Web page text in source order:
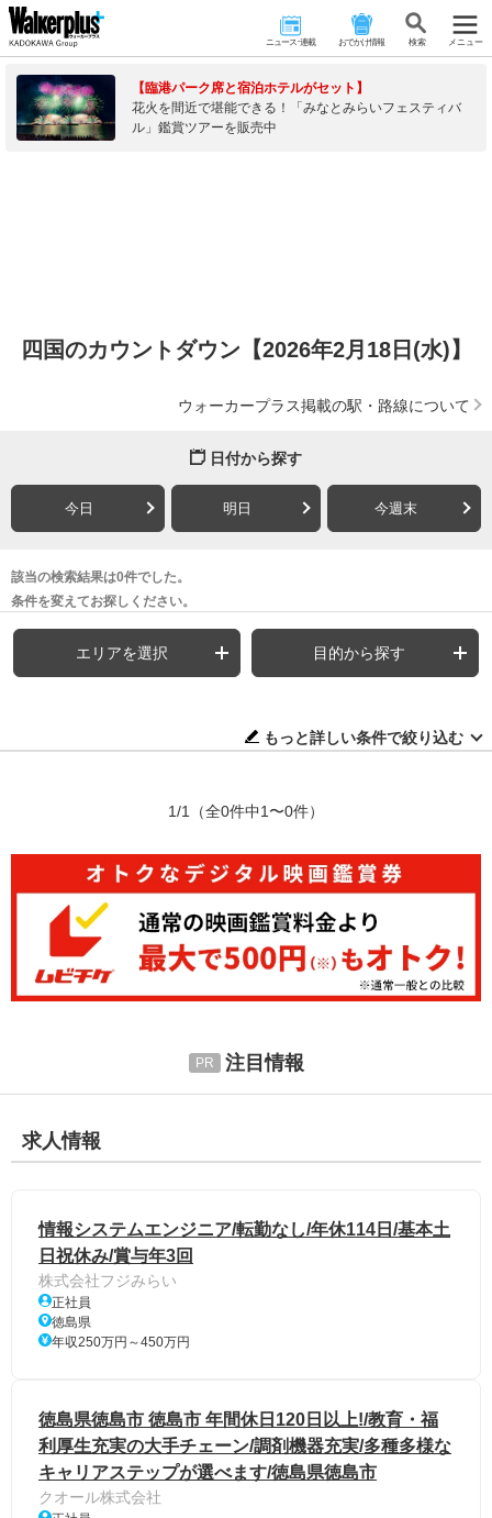
ニュース･連載 おでかけ情報 検 索 メニュー
【臨港パーク席と宿泊ホテルがセット】
花火を間近で堪能できる！「みなとみらいフェスティバ
ル」鑑賞ツアーを販売中
四国のカウントダウン【2026年2月18日(水)】
ウォーカープラス掲載の駅・路線について
日付から探す
今日 明日 今週末
該当の検索結果は0件でした。
条件を変えてお探しください。
エリアを選択 目的から探す
もっと詳しい条件で絞り込む
1/1 （全0件中1〜0件）
注目情報
求人情報
情報システムエンジニア/転勤なし/年休114日/基本土
日祝休み/賞与年3回
株式会社フジみらい
正社員
徳島県
年収250万円～450万円
徳島県徳島市 徳島市 年間休日120日以上!/教育・福
利厚生充実の大手チェーン/調剤機器充実/多種多様な
キャリアステップが選べます/徳島県徳島市
クオール株式会社